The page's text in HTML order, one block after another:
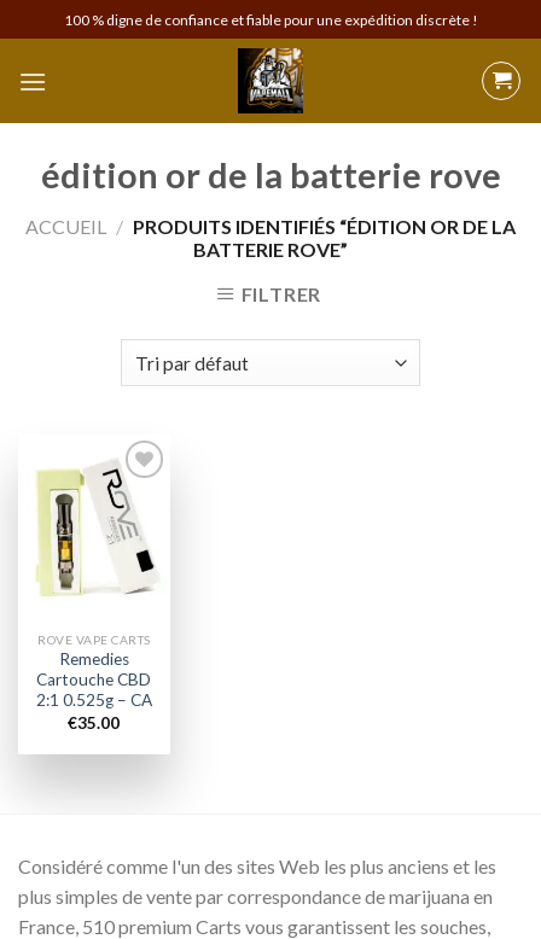
to
content
100 % digne de confiance et fiable pour une expédition discrète !
édition or de la batterie rove
ACCUEIL / PRODUITS IDENTIFIÉS “ÉDITION OR DE LA
BATTERIE ROVE”
FILTRER
Add to
wishlist
ROVE VAPE CARTS
Remedies
Cartouche CBD
2:1 0.525g – CA
€35.00
Considéré comme l'un des sites Web les plus anciens et les
plus simples de vente par correspondance de marijuana en
France, 510 premium Carts vous garantissent les souches,